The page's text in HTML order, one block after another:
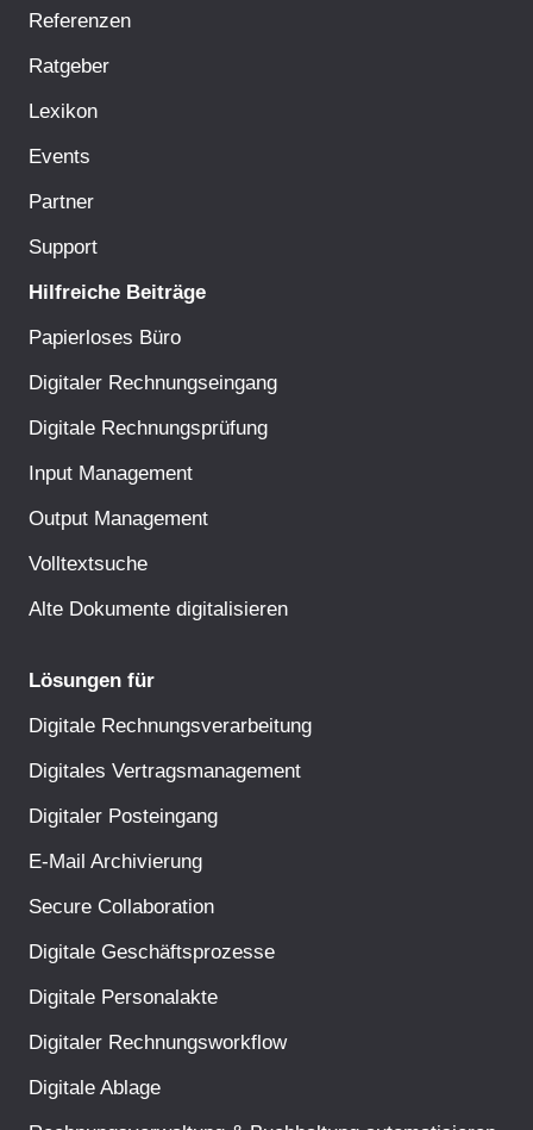
Referenzen
Ratgeber
Lexikon
Events
Partner
Support
Hilfreiche Beiträge
Papierloses Büro
Digitaler Rechnungseingang
Digitale Rechnungsprüfung
Input Management
Output Management
Volltextsuche
Alte Dokumente digitalisieren
Lösungen für
Digitale Rechnungsverarbeitung
Digitales Vertragsmanagement
Digitaler Posteingang
E-Mail Archivierung
Secure Collaboration
Digitale Geschäftsprozesse
Digitale Personalakte
Digitaler Rechnungsworkflow
Digitale Ablage